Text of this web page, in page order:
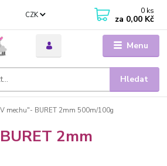
Menu
CZK
Hledat
0 ks
za 0,00 Kč
mechu"- BURET 2mm 500m/100g
2mm